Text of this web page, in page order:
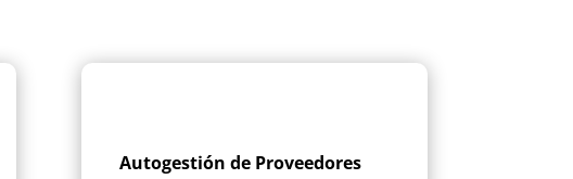
Autogestión de Proveedores